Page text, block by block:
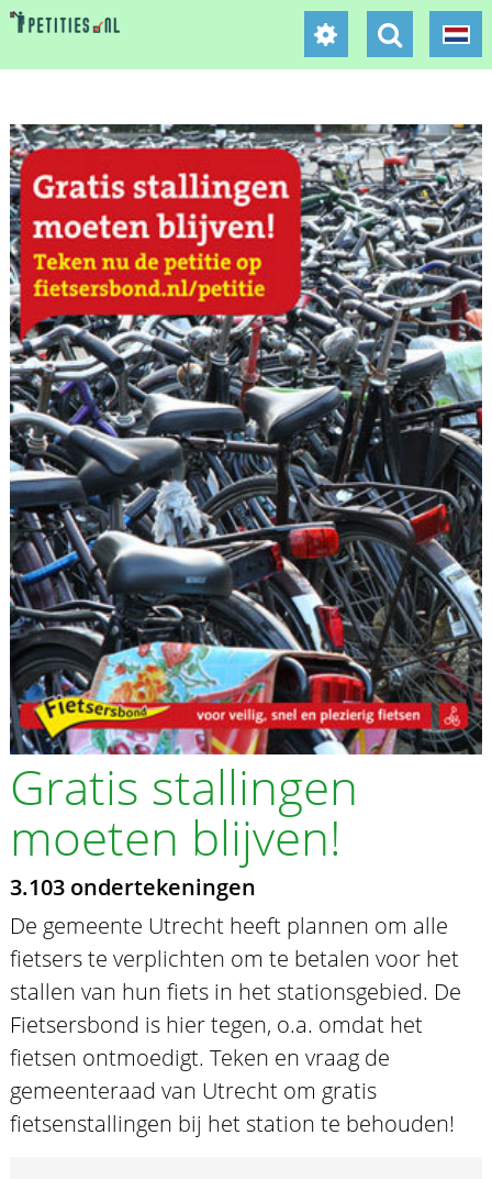
Gratis stallingen
moeten blijven!
3.103 ondertekeningen
De gemeente Utrecht heeft plannen om alle
fietsers te verplichten om te betalen voor het
stallen van hun fiets in het stationsgebied. De
Fietsersbond is hier tegen, o.a. omdat het
fietsen ontmoedigt. Teken en vraag de
gemeenteraad van Utrecht om gratis
fietsenstallingen bij het station te behouden!